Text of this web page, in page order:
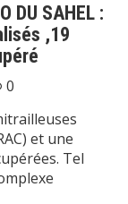
DU SAHEL :
,19
0
et une
Tel